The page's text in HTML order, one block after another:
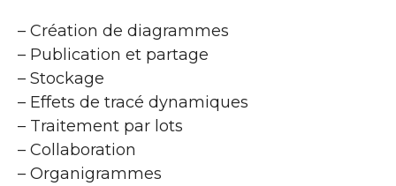
– Création de diagrammes
– Publication et partage
– Stockage
– Effets de tracé dynamiques
– Traitement par lots
– Collaboration
– Organigrammes